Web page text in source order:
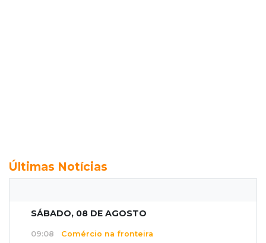
Últimas Notícias
SÁBADO, 08 DE AGOSTO
09:08 Comércio na fronteira